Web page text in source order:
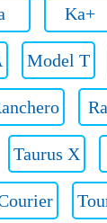
Ka+
Model T
Taurus X